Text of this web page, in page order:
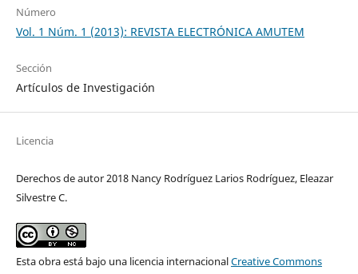
Número
Vol. 1 Núm. 1 (2013): REVISTA ELECTRÓNICA AMUTEM
Sección
Artículos de Investigación
Licencia
Derechos de autor 2018 Nancy Rodríguez Larios Rodríguez, Eleazar
Silvestre C.
Esta obra está bajo una licencia internacionalCreative Commons